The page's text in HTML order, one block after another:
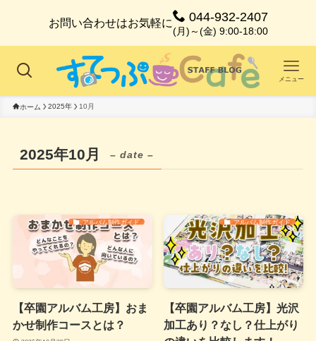
お問い合わせはお気軽に 044-932-2407
(月)～(金) 9:00-18:00
メニュー
ホーム 2025年 10月
2025年10月 – date –
アルバム制作ガイド
【卒園アルバム工房】おま
かせ制作コースとは？
アルバム制作ガイド
【卒園アルバム工房】光沢
加工あり？なし？仕上がり